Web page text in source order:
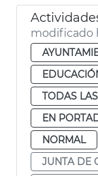
modificado
TODAS
EN
NORMAL
JUNTA DE